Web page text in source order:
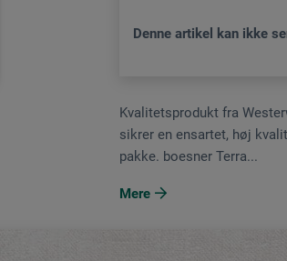
Denne artikel kan ikke
Kvalitetsprodukt fra
sikrer en ensartet, høj
pakke. boesner Terra...
Mere